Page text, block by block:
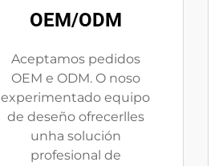
OEM/ODM
Aceptamos pedidos
OEM e ODM. O noso
experimentado equipo
de deseño ofrecerlles
unha solución
profesional de